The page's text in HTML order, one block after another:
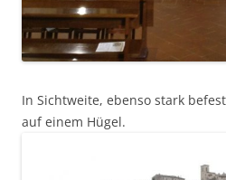
In Sichtweite, ebenso stark
auf einem Hügel.